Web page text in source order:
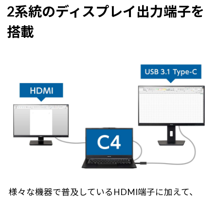
2系統のディスプレイ出力端子を
搭載
様々な機器で普及しているHDMI端子に加えて、